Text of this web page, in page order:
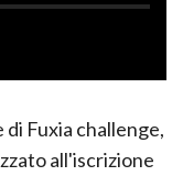
Fuxia challenge,
all'iscrizione